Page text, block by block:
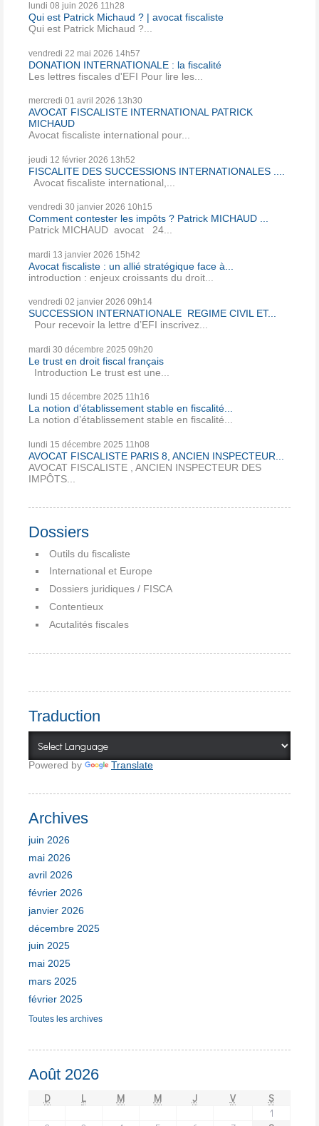
lundi 08 juin 2026 11h28
Qui est Patrick Michaud ? | avocat fiscaliste
Qui est Patrick Michaud ?...
vendredi 22 mai 2026 14h57
DONATION INTERNATIONALE : la fiscalité
Les lettres fiscales d'EFI Pour lire les...
mercredi 01 avril 2026 13h30
AVOCAT FISCALISTE INTERNATIONAL PATRICK
MICHAUD
Avocat fiscaliste international pour...
jeudi 12 février 2026 13h52
FISCALITE DES SUCCESSIONS INTERNATIONALES ....
Avocat fiscaliste international,...
vendredi 30 janvier 2026 10h15
Comment contester les impôts ? Patrick MICHAUD ...
Patrick MICHAUD avocat 24...
mardi 13 janvier 2026 15h42
Avocat fiscaliste : un allié stratégique face à...
introduction : enjeux croissants du droit...
vendredi 02 janvier 2026 09h14
SUCCESSION INTERNATIONALE REGIME CIVIL ET...
Pour recevoir la lettre d’EFI inscrivez...
mardi 30 décembre 2025 09h20
Le trust en droit fiscal français
Introduction Le trust est une...
lundi 15 décembre 2025 11h16
La notion d’établissement stable en fiscalité...
La notion d’établissement stable en fiscalité...
lundi 15 décembre 2025 11h08
AVOCAT FISCALISTE PARIS 8, ANCIEN INSPECTEUR...
AVOCAT FISCALISTE , ANCIEN INSPECTEUR DES
IMPÔTS...
Dossiers
Outils du fiscaliste
International et Europe
Dossiers juridiques / FISCA
Contentieux
Acutalités fiscales
Traduction
Powered by Translate
Archives
juin 2026
mai 2026
avril 2026
février 2026
janvier 2026
décembre 2025
juin 2025
mai 2025
mars 2025
février 2025
Toutes les archives
Août 2026
D L M M J V
S
1